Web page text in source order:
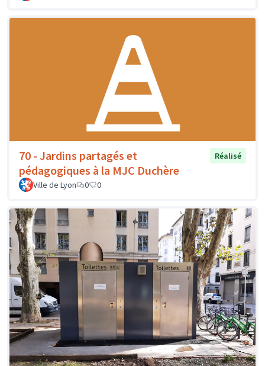
70 - Jardins partagés et
pédagogiques à la MJC Duchère
Réalisé
Ville de Lyon 0 0